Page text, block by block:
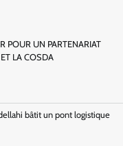
POUR UN PARTENARIAT
ET LA COSDA
bâtit un pont logistique